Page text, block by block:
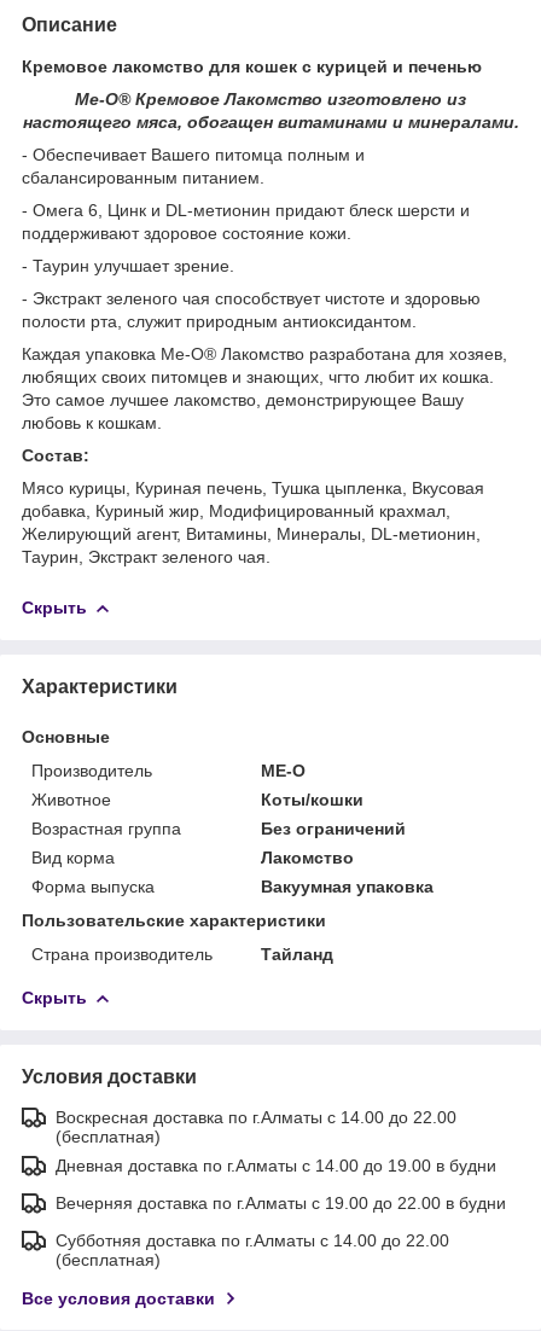
Описание
Кремовое лакомство для кошек с курицей и печенью
Мe-O®Кремовое Лакомство изготовлено из
настоящего мяса, обогащен витаминами и минералами.
- Обеспечивает Вашего питомца полным и
сбалансированным питанием.
- Омега 6, Цинк и DL-метионин придают блеск шерсти и
поддерживают здоровое состояние кожи.
- Таурин улучшает зрение.
- Экстракт зеленого чая способствует чистоте и здоровью
полости рта, служит природным антиоксидантом.
Каждая упаковка Me-О® Лакомство разработана для хозяев,
любящих своих питомцев и знающих, чгто любит их кошка.
Это самое лучшее лакомство, демонстрирующее Вашу
любовь к кошкам.
Состав:
Мясо курицы, Куриная печень, Тушка цыпленка, Вкусовая
добавка, Куриный жир, Модифицированный крахмал,
Желирующий агент, Витамины, Минералы, DL-метионин,
Таурин, Экстракт зеленого чая.
Скрыть
Характеристики
Основные
Производитель
ME-O
Животное
Коты/кошки
Возрастная группа
Без ограничений
Вид корма
Лакомство
Форма выпуска
Вакуумная упаковка
Пользовательские характеристики
Страна производитель
Тайланд
Скрыть
Условия доставки
Воскресная доставка по г.Алматы с 14.00 до 22.00
(бесплатная)
Дневная доставка по г.Алматы с 14.00 до 19.00 в будни
Вечерняя доставка по г.Алматы с 19.00 до 22.00 в будни
Субботняя доставка по г.Алматы с 14.00 до 22.00
(бесплатная)
Все условия доставки